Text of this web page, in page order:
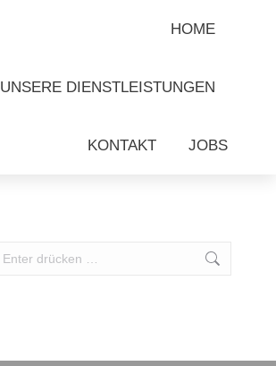
HOME
UNSERE DIENSTLEISTUNGEN
KONTAKT JOBS